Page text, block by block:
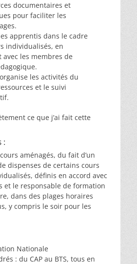
documentaires et
pour faciliter les
apprentis dans le cadre
individualisés, en
les membres de
les activités du
et le suivi
ce que j’ai fait cette
:
aménagés, du fait d’un
dispenses de certains cours
définis en accord avec
et le responsable de formation
dans des plages horaires
y compris le soir pour les
Nationale
: du CAP au BTS, tous en